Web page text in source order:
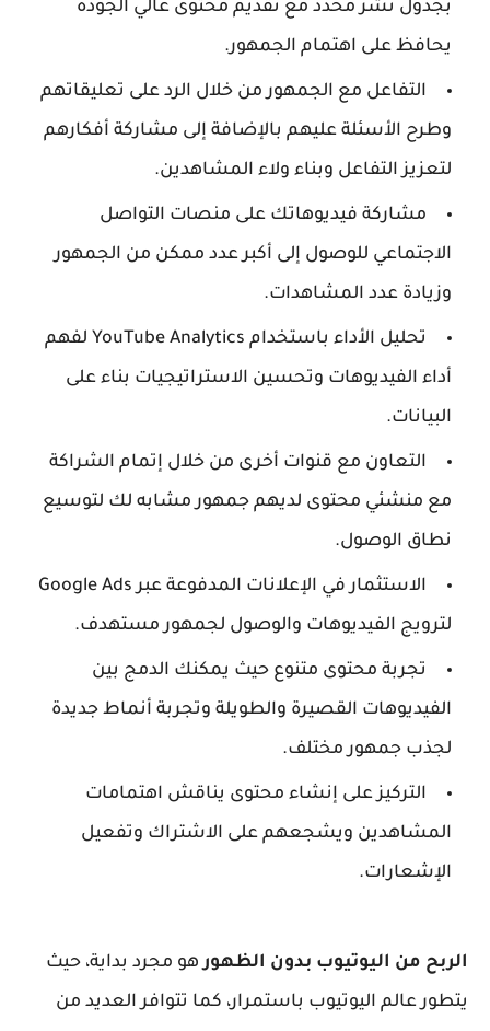
بجدول نشر محدد مع تقديم محتوى عالي الجودة
يحافظ على اهتمام الجمهور.
التفاعل مع الجمهور من خلال الرد على تعليقاتهم
وطرح الأسئلة عليهم بالإضافة إلى مشاركة أفكارهم
لتعزيز التفاعل وبناء ولاء المشاهدين.
مشاركة فيديوهاتك على منصات التواصل
الاجتماعي للوصول إلى أكبر عدد ممكن من الجمهور
وزيادة عدد المشاهدات.
تحليل الأداء باستخدام YouTube Analytics لفهم
أداء الفيديوهات وتحسين الاستراتيجيات بناء على
البيانات.
التعاون مع قنوات أخرى من خلال إتمام الشراكة
مع منشئي محتوى لديهم جمهور مشابه لك لتوسيع
نطاق الوصول.
الاستثمار في الإعلانات المدفوعة عبر Google Ads
لترويج الفيديوهات والوصول لجمهور مستهدف.
تجربة محتوى متنوع حيث يمكنك الدمج بين
الفيديوهات القصيرة والطويلة وتجربة أنماط جديدة
لجذب جمهور مختلف.
التركيز على إنشاء محتوى يناقش اهتمامات
المشاهدين ويشجعهم على الاشتراك وتفعيل
الإشعارات.
الربح من اليوتيوب بدون الظهورهو مجرد بداية، حيث
يتطور عالم اليوتيوب باستمرار، كما تتوافر العديد من